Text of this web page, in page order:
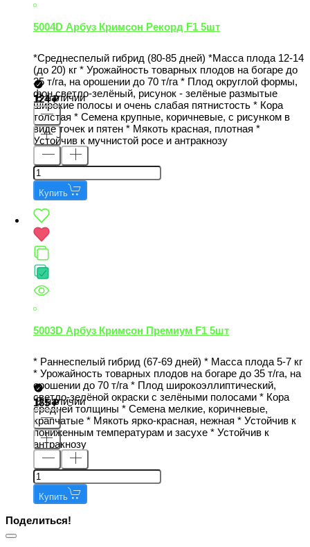
5004D Арбуз Кримсон Рекорд F1 5шт
*Среднеспелый гибрид (80-85 дней) *Масса плода 12-14
(до 20) кг * Урожайность товарных плодов на богаре до
35 т/га, на орошении до 70 т/га * Плод округлой формы,
фон светло-зелёный, рисунок - зелёные размытые
широкие полосы и очень слабая пятнистость * Кора
толстая * Семена крупные, коричневые, с рисунком в
виде точек и пятен * Мякоть красная, плотная *
Устойчив к мучнистой росе и антракнозу
В наличии
124
Купить
5003D Арбуз Кримсон Премиум F1 5шт
* Раннеспелый гибрид (67-69 дней) * Масса плода 5-7 кг
* Урожайность товарных плодов на богаре до 35 т/га, на
орошении до 70 т/га * Плод широкоэллиптический,
светло-зелёной окраски с зелёными полосами * Кора
средней толщины * Семена мелкие, коричневые,
крапчатые * Мякоть ярко-красная, нежная * Устойчив к
пониженным температурам и засухе * Устойчив к
антракнозу
В наличии
185
Купить
Поделиться!